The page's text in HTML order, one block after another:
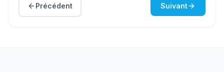
Précédent Suivant